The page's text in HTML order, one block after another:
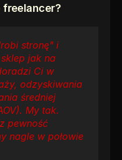
freelancer?
stronę" i
jak na
Ci w
odzyskiwania
średniej
My tak.
pewność
nagle w połowie